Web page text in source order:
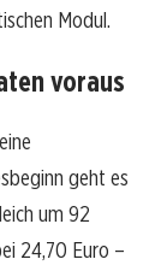
Modul.
voraus
geht es
um 92
24,70 Euro –